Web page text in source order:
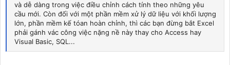
và dễ dàng trong việc điều chỉnh cách tính theo những yêu
cầu mới. Còn đối với một phần mềm xử lý dữ liệu với khối lượng
lớn, phần mềm kế tóan hoàn chỉnh, thì các bạn đừng bắt Excel
phải gánh vác công việc nặng nề này thay cho Access hay
Visual Basic, SQL...